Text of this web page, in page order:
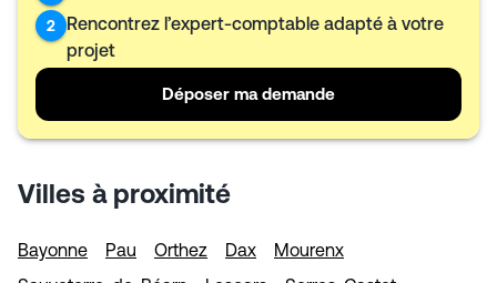
2
Rencontrez l’expert-comptable adapté à votre
projet
Déposer ma demande
Villes à proximité
Bayonne Pau Orthez Dax
Mourenx